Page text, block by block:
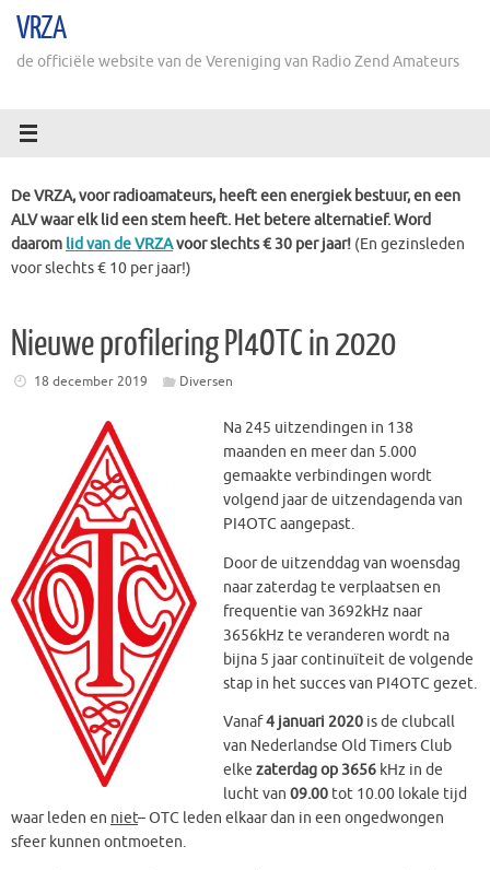
naarVRZA
de officiële website van de Vereniging van Radio Zend Amateurs
De VRZA, voor radioamateurs, heeft een energiek bestuur, en een
ALV waar elk lid een stem heeft. Het betere alternatief. Word
daarom lid van de VRZAvoor slechts € 30 per jaar! (En gezinsleden
voor slechts € 10 per jaar!)
Nieuwe profilering PI4OTC in 2020
18 december 2019 Diversen
Na 245 uitzendingen in 138
maanden en meer dan 5.000
gemaakte verbindingen wordt
volgend jaar de uitzendagenda van
PI4OTC aangepast.
Door de uitzenddag van woensdag
naar zaterdag te verplaatsen en
frequentie van 3692kHz naar
3656kHz te veranderen wordt na
bijna 5 jaar continuïteit de volgende
stap in het succes van PI4OTC gezet.
Vanaf4 januari 2020 is de clubcall
van Nederlandse Old Timers Club
elke zaterdag op 3656 kHz in de
lucht van 09.00 tot 10.00 lokale tijd
waar leden en niet– OTC leden elkaar dan in een ongedwongen
sfeer kunnen ontmoeten.